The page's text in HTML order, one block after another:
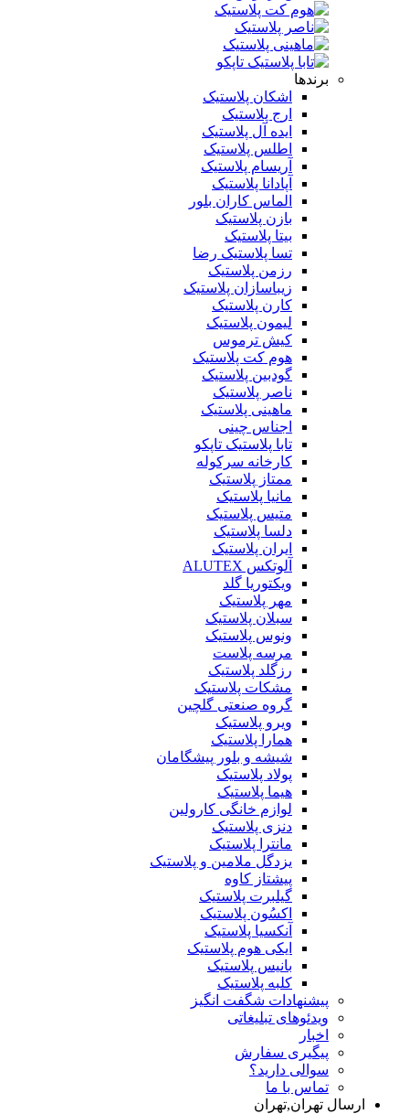
برندها
اشکان پلاستیک
ارج پلاستیک
ایده آل پلاستیک
اطلس پلاستیک
آریسام پلاستیک
آپادانا پلاستیک
الماس کاران بلور
بازن پلاستیک
بیتا پلاستیک
تسا پلاستیک رضا
رزمن پلاستیک
زیباسازان پلاستیک
کارن پلاستیک
لیمون پلاستیک
کیش ترموس
هوم کت پلاستیک
گودبین پلاستیک
ناصر پلاستیک
ماهینی پلاستیک
اجناس چینی
تابا پلاستیک تاپکو
کارخانه سرکوله
ممتاز پلاستیک
مانیا پلاستیک
متیس پلاستیک
دلسا پلاستیک
ایران پلاستیک
آلوتکس ALUTEX
ویکتوریا گلد
مهر پلاستیک
سبلان پلاستیک
ونوس پلاستیک
مرسه پلاست
رزگلد پلاستیک
مشکات پلاستیک
گروه صنعتی گلچین
ویرو پلاستیک
همارا پلاستیک
شیشه و بلور پیشگامان
پولاد پلاستیک
هیما پلاستیک
لوازم خانگی کارولین
دنزی پلاستیک
مانترا پلاستیک
یزدگل ملامین و پلاستیک
پیشتاز کاوه
گیلبرت پلاستیک
اکسُون پلاستیک
آنکسیا پلاستیک
ایکی هوم پلاستیک
بانیس پلاستیک
کلبه پلاستیک
پیشنهادات شگفت انگیز
ویدئوهای تبلیغاتی
اخبار
پیگیری سفارش
سوالی دارید؟
تماس با ما
ارسال تهران,تهران